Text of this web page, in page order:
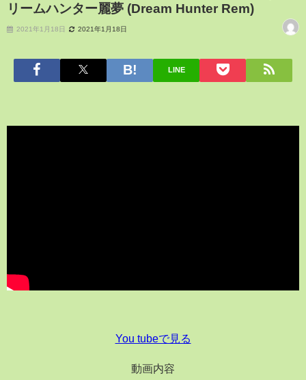
リームハンター麗夢 (Dream Hunter Rem)
2021年1月18日 2021年1月18日
LINE
You tubeで見る
動画内容